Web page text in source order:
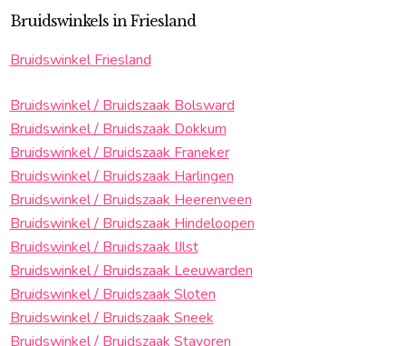
Bruidswinkels in Friesland
Bruidswinkel Friesland
Bruidswinkel / Bruidszaak Bolsward
Bruidswinkel / Bruidszaak Dokkum
Bruidswinkel / Bruidszaak Franeker
Bruidswinkel / Bruidszaak Harlingen
Bruidswinkel / Bruidszaak Heerenveen
Bruidswinkel / Bruidszaak Hindeloopen
Bruidswinkel / Bruidszaak IJlst
Bruidswinkel / Bruidszaak Leeuwarden
Bruidswinkel / Bruidszaak Sloten
Bruidswinkel / Bruidszaak Sneek
Bruidswinkel / Bruidszaak Stavoren